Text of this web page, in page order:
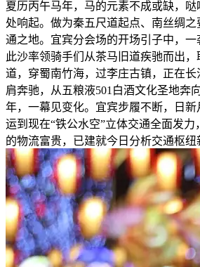
夏历丙午马年，马的元素不成或缺，
处响起。做为秦五尺道起点、南丝绸
通之地。宜宾分会场的开场引子中，
此沙率领骑手们从茶马旧道疾驰而出
道，穿蜀南竹海，过李庄古镇，正在
肩奔驰，从五粮液501白酒文化圣地
年，一幕见变化。宜宾步履不断，日
运到现在“铁公水空”立体交通全面发力
的物流富贵，已建就今日分析交通枢纽